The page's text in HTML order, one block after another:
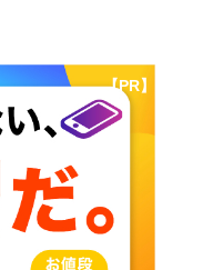
【PR】